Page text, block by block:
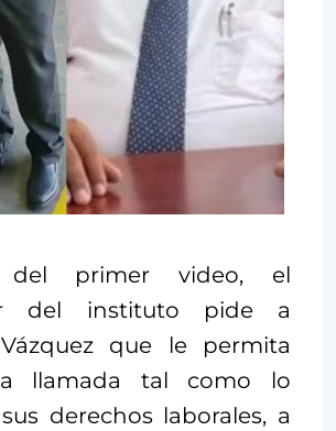
primer video, el
del instituto pide a
que le permita
llamada tal como lo
derechos laborales, a